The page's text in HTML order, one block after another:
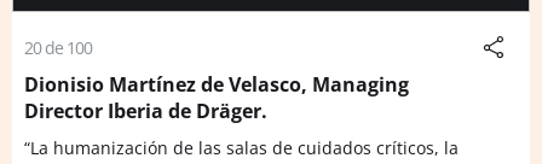
20 de 100
Dionisio Martínez de Velasco, Managing
Director Iberia de Dräger.
“La humanización de las salas de cuidados críticos, la